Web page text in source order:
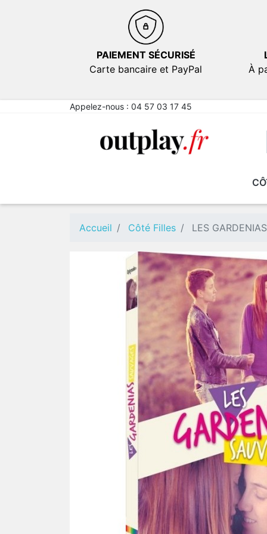
PAIEMENT SÉCURISÉ
Carte bancaire et PayPal
À
Appelez-nous : 04 57 03 17 45
NOUVEAUTÉS EN PROMOTION
NOUVEAUTÉS EN PROMOTION
Accueil Côté Filles LES